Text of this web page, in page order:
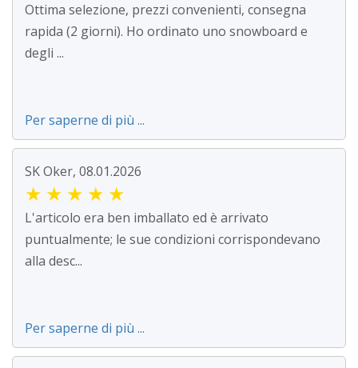
Ottima selezione, prezzi convenienti, consegna
rapida (2 giorni). Ho ordinato uno snowboard e
degli ...
Per saperne di più ...
SK Oker, 08.01.2026
★ ★ ★ ★ ★
L'articolo era ben imballato ed è arrivato
puntualmente; le sue condizioni corrispondevano
alla desc...
Per saperne di più ...